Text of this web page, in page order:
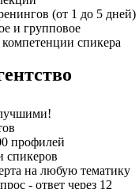
(от 1 до 5 дней)
и групповое
спикера
профилей
спикеров
на любую тематику
- ответ через 12